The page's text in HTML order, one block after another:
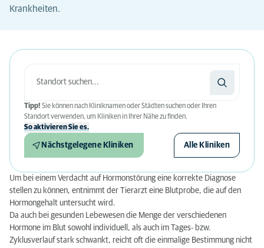
Krankheiten.
Tipp! Sie können nach Kliniknamen oder Städten suchen oder Ihren
Standort verwenden, um Kliniken in Ihrer Nähe zu finden.
So aktivieren Sie es.
Nächstgelegene Kliniken Alle Kliniken
Um bei einem Verdacht auf Hormonstörung eine korrekte Diagnose
stellen zu können, entnimmt der Tierarzt eine Blutprobe, die auf den
Hormongehalt untersucht wird.
Da auch bei gesunden Lebewesen die Menge der verschiedenen
Hormone im Blut sowohl individuell, als auch im Tages- bzw.
Zyklusverlauf stark schwankt, reicht oft die einmalige Bestimmung nicht